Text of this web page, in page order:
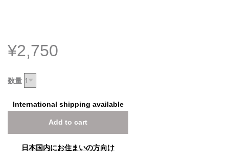
¥2,750
数量
International shipping available
Add to cart
日本国内にお住まいの方向け